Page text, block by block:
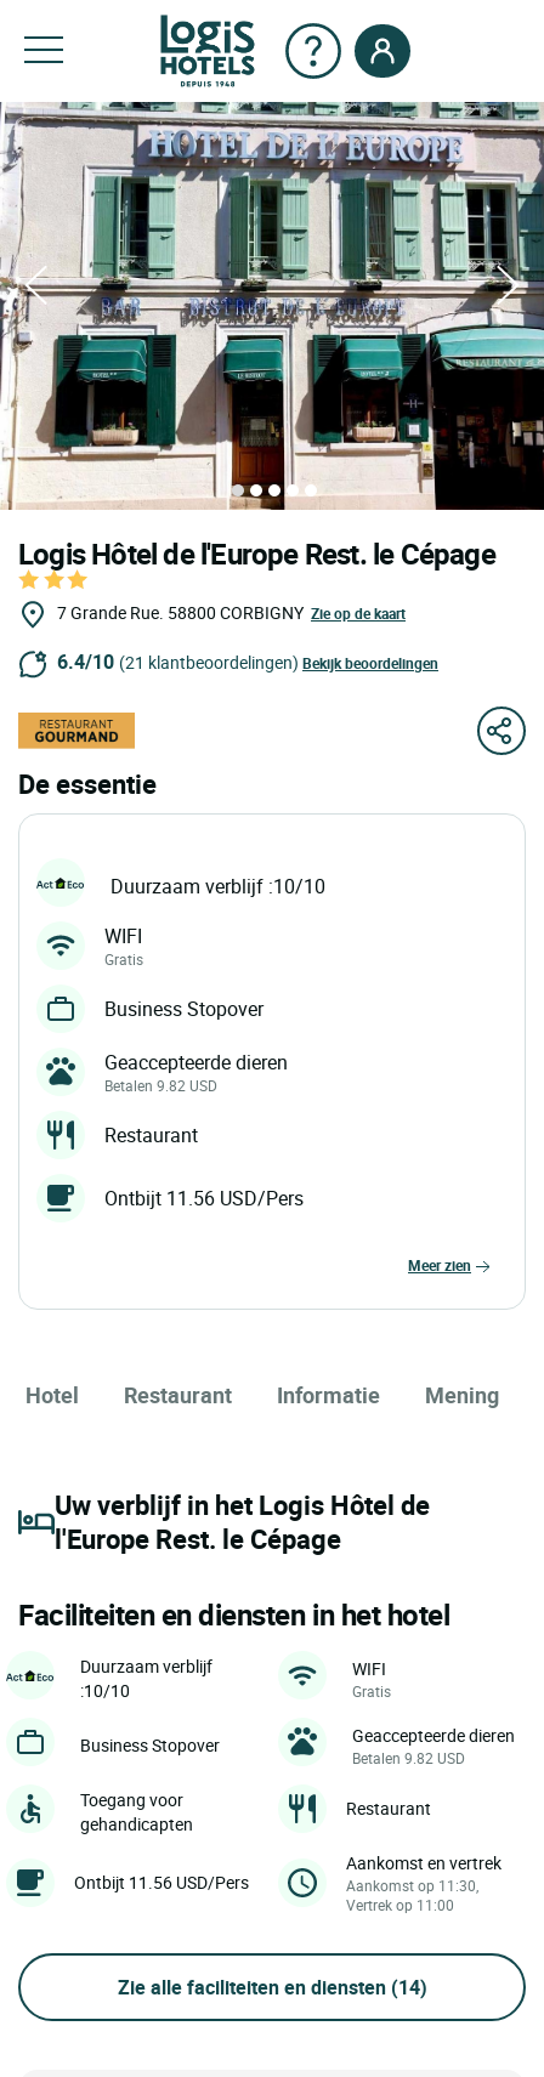
Logis Hôtel de l'Europe Rest. le Cépage
7 Grande Rue. 58800 CORBIGNY Zie op de kaart
6.4/10 (21 klantbeoordelingen) Bekijk beoordelingen
De essentie
Duurzaam verblijf :10/10
WIFI
Gratis
Business Stopover
Geaccepteerde dieren
Betalen 9.82 USD
Restaurant
Ontbijt 11.56 USD/Pers
meer zien
Hotel Restaurant Informatie Mening
Uw verblijf in het Logis Hôtel de
l'Europe Rest. le Cépage
Faciliteiten en diensten in het hotel
Duurzaam verblijf
:10/10
WIFI
Gratis
Business Stopover Geaccepteerde dieren
Betalen 9.82 USD
Toegang voor
gehandicapten
Restaurant
Ontbijt 11.56 USD/Pers
Aankomst en vertrek
Aankomst op 11:30,
Vertrek op 11:00
Zie alle faciliteiten en diensten (14)